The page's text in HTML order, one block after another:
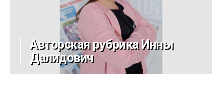
Авторская рубрика Инны
Далидович